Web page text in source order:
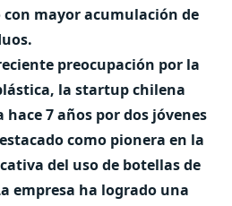
mayor acumulación de
preocupación por la
la startup chilena
7 años por dos jóvenes
como pionera en la
del uso de botellas de
empresa ha logrado una